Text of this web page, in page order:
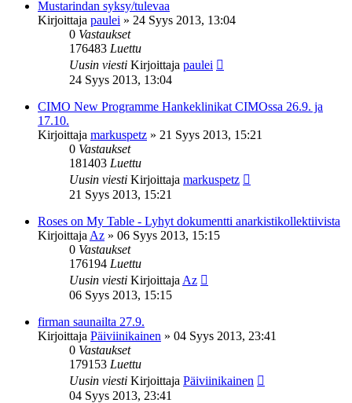
Mustarindan syksy/tulevaa
Kirjoittaja paulei » 24 Syys 2013, 13:04
0 Vastaukset
176483 Luettu
Uusin viesti Kirjoittaja paulei
24 Syys 2013, 13:04
CIMO New Programme Hankeklinikat CIMOssa 26.9. ja
17.10.
Kirjoittaja markuspetz » 21 Syys 2013, 15:21
0 Vastaukset
181403 Luettu
Uusin viesti Kirjoittaja markuspetz
21 Syys 2013, 15:21
Roses on My Table - Lyhyt dokumentti anarkistikollektiivista
Kirjoittaja Az » 06 Syys 2013, 15:15
0 Vastaukset
176194 Luettu
Uusin viesti Kirjoittaja Az
06 Syys 2013, 15:15
firman saunailta 27.9.
Kirjoittaja Päiviinikainen » 04 Syys 2013, 23:41
0 Vastaukset
179153 Luettu
Uusin viesti Kirjoittaja Päiviinikainen
04 Syys 2013, 23:41